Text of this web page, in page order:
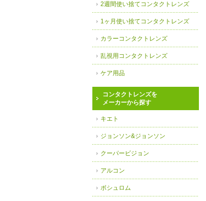
2週間使い捨てコンタクトレンズ
1ヶ月使い捨てコンタクトレンズ
カラーコンタクトレンズ
乱視用コンタクトレンズ
ケア用品
コンタクトレンズを
メーカーから探す
キエト
ジョンソン&ジョンソン
クーパービジョン
アルコン
ボシュロム